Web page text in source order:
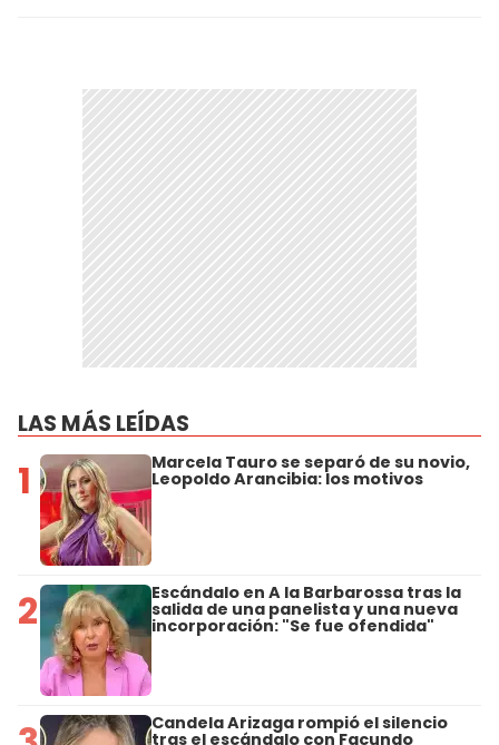
LAS MÁS LEÍDAS
1 Marcela Tauro se separó de su novio,
Leopoldo Arancibia: los motivos
2 Escándalo en A la Barbarossa tras la
salida de una panelista y una nueva
incorporación: "Se fue ofendida"
Candela Arizaga rompió el silencio
tras el escándalo con Facundo